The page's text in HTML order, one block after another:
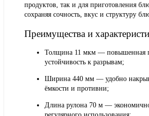
продуктов, так и для приготовления
сохраняя сочность, вкус и структуру
Преимущества и
Толщина 11 мкм — повышенная
устойчивость к разрывам;
Ширина 440 мм — удобно
ёмкости и противни;
Длина рулона 70 м —